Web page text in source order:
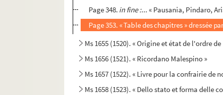
Page 348. in fine :... « Pausania, Pindaro,
Page 353. « Table des chapitres » dressée
Ms 1655 (1520). « Origine et état de l'ordre
Ms 1656 (1521). « Ricordano Malespino »
Ms 1657 (1522). « Livre pour la confrairie de
Ms 1658 (1523). « Dello stato et forma delle